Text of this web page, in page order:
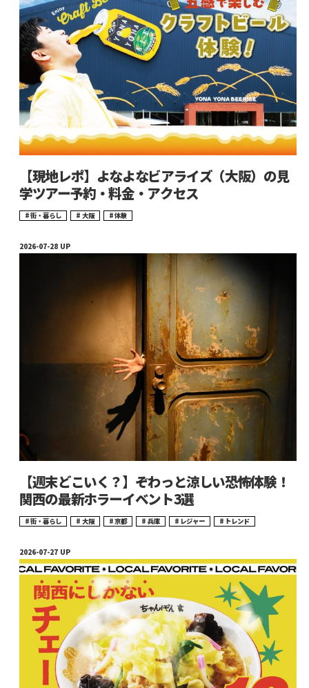
【現地レポ】よなよなビアライズ（大阪）の見
学ツアー予約・料金・アクセス
街・暮らし 大阪 体験
【週末どこいく？】ぞわっと涼しい恐怖体験！
関西の最新ホラーイベント3選
街・暮らし 大阪 京都 兵庫 レジャー トレンド